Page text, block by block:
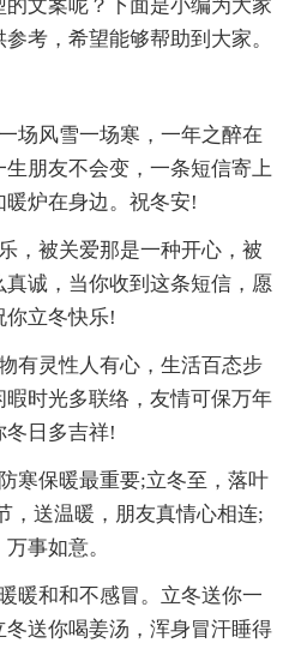
文案呢？下面是小编为大家
考，希望能够帮助到大家。
场风雪一场寒，一年之醉在
朋友不会变，一条短信寄上
炉在身边。祝冬安!
，被关爱那是一种开心，被
诚，当你收到这条短信，愿
你立冬快乐!
有灵性人有心，生活百态步
时光多联络，友情可保万年
冬日多吉祥!
寒保暖最重要;立冬至，落叶
，送温暖，朋友真情心相连;
事如意。
暖和和不感冒。立冬送你一
送你喝姜汤，浑身冒汗睡得